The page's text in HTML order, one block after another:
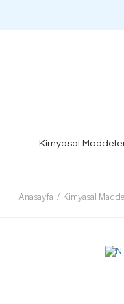
Kimyasal
Anasayfa Kimyasal